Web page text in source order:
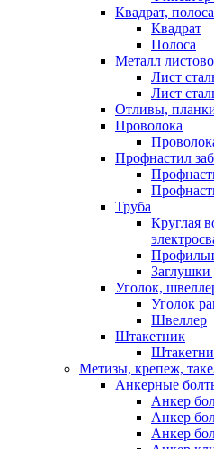
Квадрат, полоса
Квадрат
Полоса
Металл
Лист
Лист
Отливы,
Проволока
Профнастил
Труба
Круглая
Уголок,
Уголок
Швеллер
Штакетник
Метизы, крепеж,
Анкерные
Анкер
Анкер
Анкер